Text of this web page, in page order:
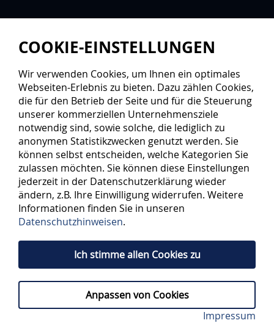
SPIELPLAN 2026/2027
SAISON TEAM SPIELTAG
IT-PARTNER
COOKIE-EINSTELLUNGEN
Wir verwenden Cookies, um Ihnen ein optimales
Webseiten-Erlebnis zu bieten. Dazu zählen Cookies,
die für den Betrieb der Seite und für die Steuerung
unserer kommerziellen Unternehmensziele
notwendig sind, sowie solche, die lediglich zu
anonymen Statistikzwecken genutzt werden. Sie
können selbst entscheiden, welche Kategorien Sie
zulassen möchten. Sie können diese Einstellungen
jederzeit in der Datenschutzerklärung wieder
ändern, z.B. Ihre Einwilligung widerrufen. Weitere
Informationen finden Sie in unseren
Datenschutzhinweisen.
Ich stimme allen Cookies zu
Anpassen von Cookies
Impressum